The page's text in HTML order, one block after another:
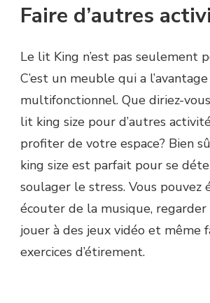
Faire d’autres
Le lit King n’est pas seulement
C’est un meuble qui a
multifonctionnel. Que diriez-
lit king size pour d’autres
profiter de votre espace? Bien
king size est parfait pour se
soulager le stress. Vous pouvez
écouter de la musique,
jouer à des jeux vidéo et même
exercices d’étirement.